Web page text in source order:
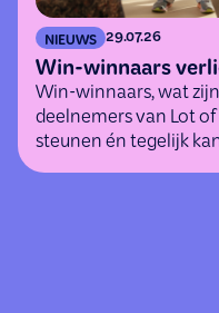
NIEUWS 29.07.26
Win-winnaars
Win-winnaars, wat
deelnemers van Lot of
steunen én tegelijk
(geld)prijzen.